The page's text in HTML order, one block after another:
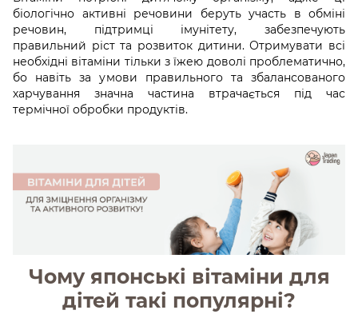
біологічно активні речовини беруть участь в обміні
речовин, підтримці імунітету, забезпечують
правильний ріст та розвиток дитини. Отримувати всі
необхідні вітаміни тільки з їжею доволі проблематично,
бо навіть за умови правильного та збалансованого
харчування значна частина втрачається під час
термічної обробки продуктів.
Чому японські вітаміни для
дітей такі популярні?